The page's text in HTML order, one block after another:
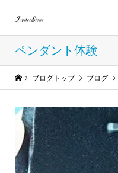
ペンダント体験
ブログトップ ブログ